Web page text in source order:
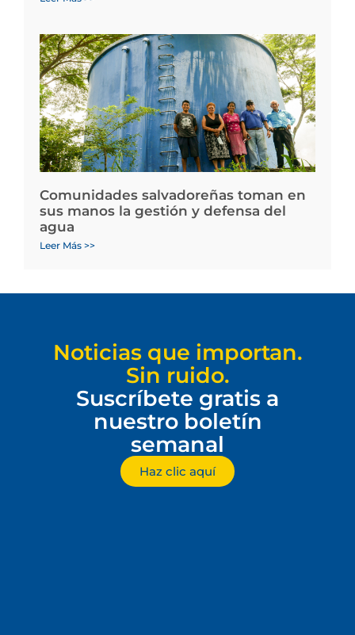
Comunidades salvadoreñas toman en
sus manos la gestión y defensa del
agua
Leer Más >>
Noticias que importan.
Sin ruido.
Suscríbete gratis a
nuestro boletín
semanal
Haz clic aquí